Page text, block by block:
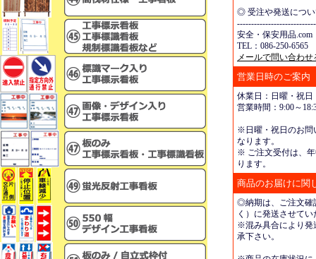
◎ 受注や発送につ
安全・保安用品.com
TEL：086-250-6565
メールで問い合わせ
営業日時のご案内
休業日：日曜・祝日
営業時間：9:00～
※日曜・祝日のお問
なります。
※ ご注文受付は、
ります。
商品のお届けに関
◎納期は、ご注文確
く）に発送させて
※混み具合により発
承下さい。